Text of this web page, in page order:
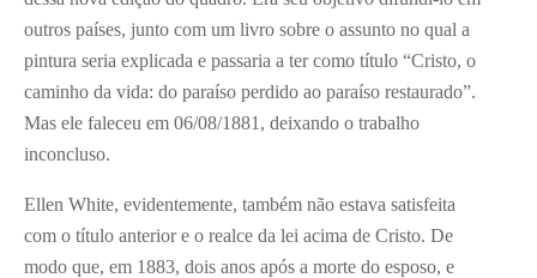
outros países, junto com um livro sobre o assunto no qual a
pintura seria explicada e passaria a ter como título “Cristo, o
caminho da vida: do paraíso perdido ao paraíso restaurado”.
Mas ele faleceu em 06/08/1881, deixando o trabalho
inconcluso.
Ellen White, evidentemente, também não estava satisfeita
com o título anterior e o realce da lei acima de Cristo. De
modo que, em 1883, dois anos após a morte do esposo, e